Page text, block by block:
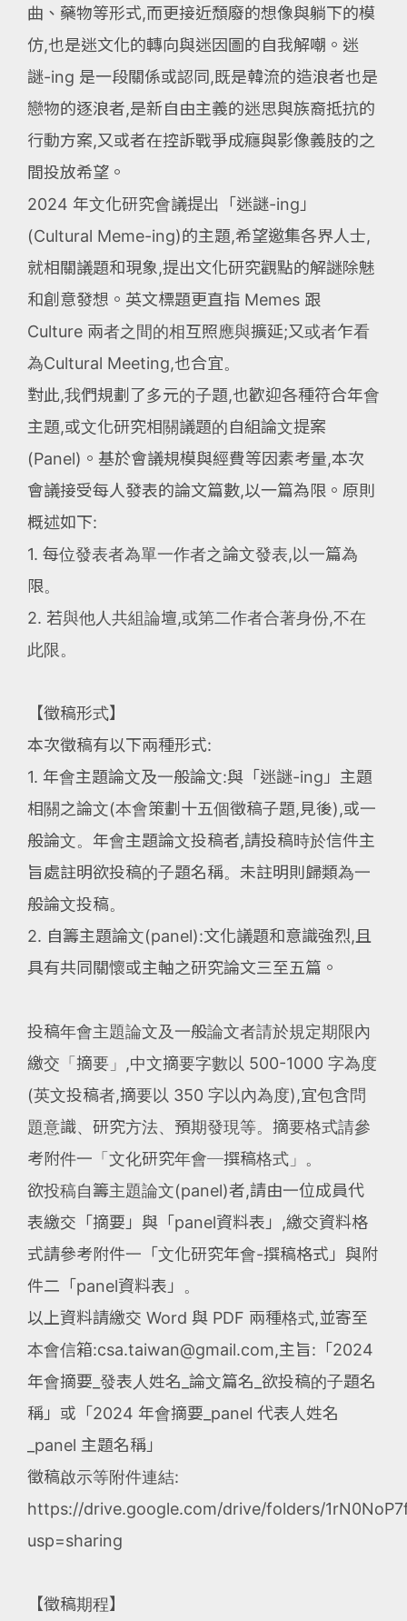
曲、藥物等形式,而更接近頹廢的想像與躺下的模
仿,也是迷文化的轉向與迷因圖的自我解嘲。迷
謎-ing 是一段關係或認同,既是韓流的造浪者也是
戀物的逐浪者,是新自由主義的迷思與族裔抵抗的
行動方案,又或者在控訴戰爭成癮與影像義肢的之
間投放希望。
2024 年文化研究會議提出「迷謎-ing」
(Cultural Meme-ing)的主題,希望邀集各界人士,
就相關議題和現象,提出文化研究觀點的解謎除魅
和創意發想。英文標題更直指 Memes 跟
Culture 兩者之間的相互照應與擴延;又或者乍看
為Cultural Meeting,也合宜。
對此,我們規劃了多元的子題,也歡迎各種符合年會
主題,或文化研究相關議題的自組論文提案
(Panel)。基於會議規模與經費等因素考量,本次
會議接受每人發表的論文篇數,以一篇為限。原則
概述如下:
1. 每位發表者為單一作者之論文發表,以一篇為
限。
2. 若與他人共組論壇,或第二作者合著身份,不在
此限。
【徵稿形式】
本次徵稿有以下兩種形式:
1. 年會主題論文及一般論文:與「迷謎-ing」主題
相關之論文(本會策劃十五個徵稿子題,見後),或一
般論文。年會主題論文投稿者,請投稿時於信件主
旨處註明欲投稿的子題名稱。未註明則歸類為一
般論文投稿。
2. 自籌主題論文(panel):文化議題和意識強烈,且
具有共同關懷或主軸之研究論文三至五篇。
投稿年會主題論文及一般論文者請於規定期限內
繳交「摘要」,中文摘要字數以 500-1000 字為度
(英文投稿者,摘要以 350 字以內為度),宜包含問
題意識、研究方法、預期發現等。摘要格式請參
考附件一「文化研究年會─撰稿格式」。
欲投稿自籌主題論文(panel)者,請由一位成員代
表繳交「摘要」與「panel資料表」,繳交資料格
式請參考附件一「文化研究年會-撰稿格式」與附
件二「panel資料表」。
以上資料請繳交 Word 與 PDF 兩種格式,並寄至
本會信箱:csa.taiwan@gmail.com,主旨:「2024
年會摘要_發表人姓名_論文篇名_欲投稿的子題名
稱」或「2024 年會摘要_panel 代表人姓名
_panel 主題名稱」
徵稿啟示等附件連結:
https://drive.google.com/drive/folders/
usp=sharing
【徵稿期程】